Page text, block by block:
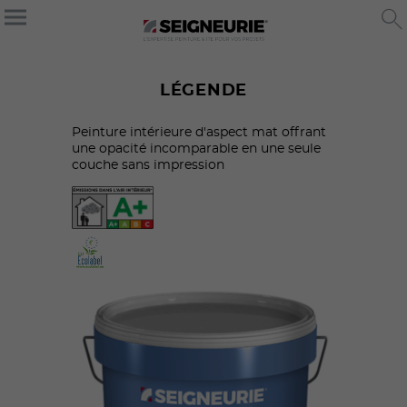
LÉGENDE
Peinture intérieure d'aspect mat offrant
une opacité incomparable en une seule
couche sans impression